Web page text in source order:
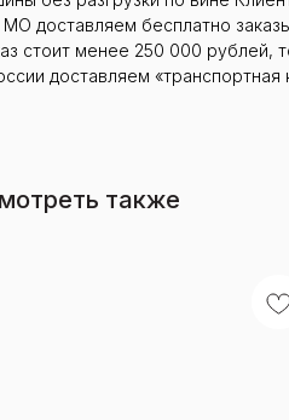
доставляем бесплатно
стоит менее 250 000 рублей,
доставляем
также